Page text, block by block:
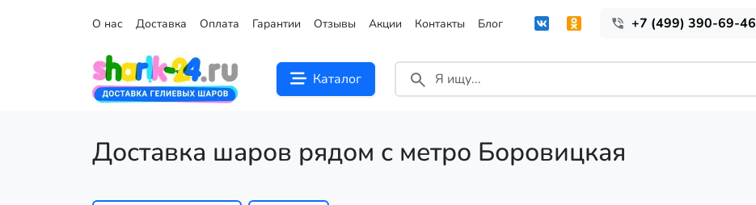
О нас Доставка Оплата Гарантии Отзывы Акции Контакты Блог +7 (499) 390-69-46
Каталог
Доставка шаров рядом с метро Боровицкая